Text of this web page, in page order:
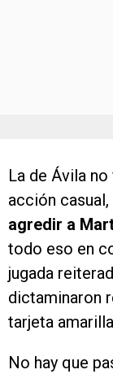
La de Ávila
acción
agredir a
todo eso en
jugada
dictaminaron
tarjeta
No hay que